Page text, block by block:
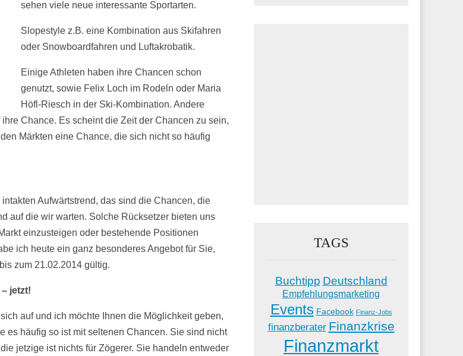
sehen viele neue interessante Sportarten.
Slopestyle z.B. eine Kombination aus Skifahren
oder Snowboardfahren und Luftakrobatik.
Einige Athleten haben ihre Chancen schon
genutzt, sowie Felix Loch im Rodeln oder Maria
Höfl-Riesch in der Ski-Kombination. Andere
Chance. Es scheint die Zeit der Chancen zu sein,
Märkten eine Chance, die sich nicht so häufig
Aufwärtstrend, das sind die Chancen, die
auf die wir warten. Solche Rücksetzer bieten uns
einzusteigen oder bestehende Positionen
ich heute ein ganz besonderes Angebot für Sie,
zum 21.02.2014 gültig.
jetzt!
auf und ich möchte Ihnen die Möglichkeit geben,
es häufig so ist mit seltenen Chancen. Sie sind nicht
jetzige ist nichts für Zögerer. Sie handeln entweder
TAGS
Buchtipp Deutschland
Empfehlungsmarketing
Events Facebook Finanz-Jobs
finanzberater Finanzkrise
Finanzmarkt